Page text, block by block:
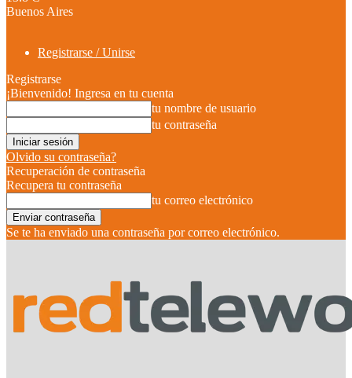
Buenos Aires
Registrarse / Unirse
Registrarse
¡Bienvenido! Ingresa en tu cuenta
tu nombre de usuario
tu contraseña
Olvido su contraseña?
Recuperación de contraseña
Recupera tu contraseña
tu correo electrónico
Se te ha enviado una contraseña por correo electrónico.